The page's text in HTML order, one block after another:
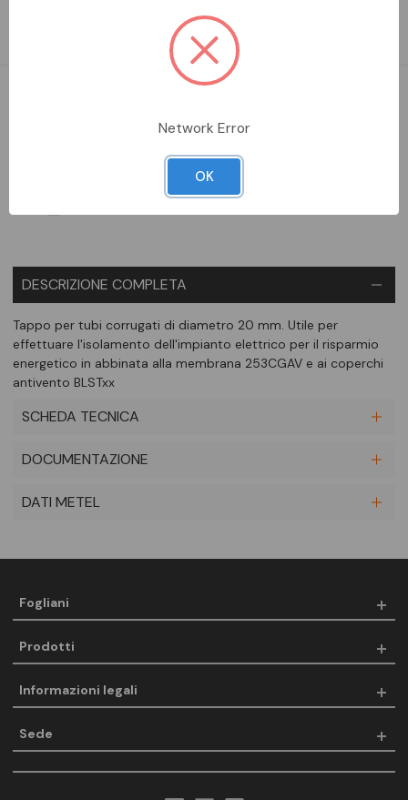
Aggiungi alla comparazione
DESCRIZIONE COMPLETA
Tappo per tubi corrugati di diametro 20 mm. Utile per
effettuare l'isolamento dell'impianto elettrico per il risparmio
energetico in abbinata alla membrana 253CGAV e ai coperchi
antivento BLSTxx
SCHEDA TECNICA
DOCUMENTAZIONE
DATI METEL
Fogliani
Prodotti
Informazioni legali
Sede
Network Error
OK